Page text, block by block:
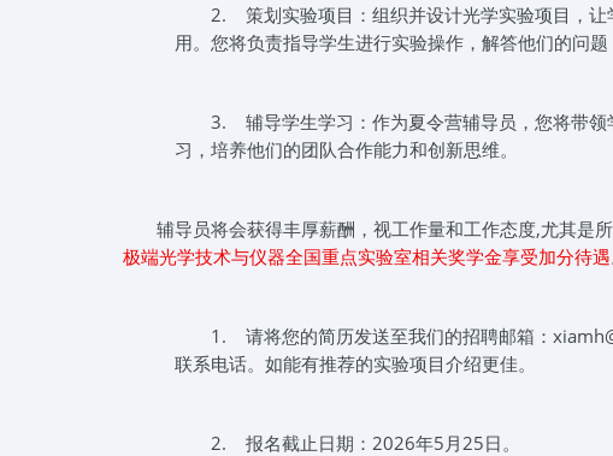
2.
策划实验项目：组织并设计光学实验项目，
用。您将负责指导学生进行实验操作，解答他们的问
3.
辅导学生学习：作为夏令营辅导员，您将带
习，培养他们的团队合作能力和创新思维。
辅导员将会获得丰厚薪酬，视工作量和工作态度,尤其是
极端光学技术与仪器全国重点实验室相关奖学金享受加分待遇
1.
请将您的简历发送至我们的招聘邮箱：
联系电话。如能有推荐的实验项目介绍更佳。
2. 报名截止日期：2026年5月25日。